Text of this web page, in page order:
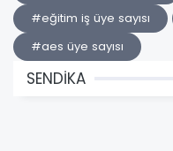
#eğitim iş üye sayısı
#aes üye sayısı
SENDİKA